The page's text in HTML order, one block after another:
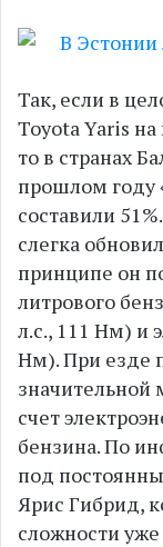
Так, если в
Toyota Yaris
то в странах
прошлом году
составили
слегка
принципе он
литрового
л.с., 111 Нм) и
Нм). При езде
значительной
счет
бензина. По
под
Ярис Гибрид,
сложности